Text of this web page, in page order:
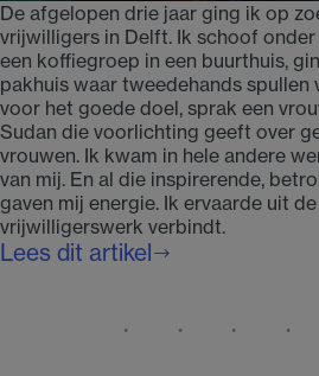
De afgelopen drie jaar ging ik op
vrijwilligers in Delft. Ik schoof onder
een koffiegroep in een buurthuis,
pakhuis waar tweedehands spullen
voor het goede doel, sprak een
Sudan die voorlichting geeft over
vrouwen. Ik kwam in hele andere
van mij. En al die inspirerende,
gaven mij energie. Ik ervaarde uit
vrijwilligerswerk verbindt.
Lees dit artikel
Benut
verbindende